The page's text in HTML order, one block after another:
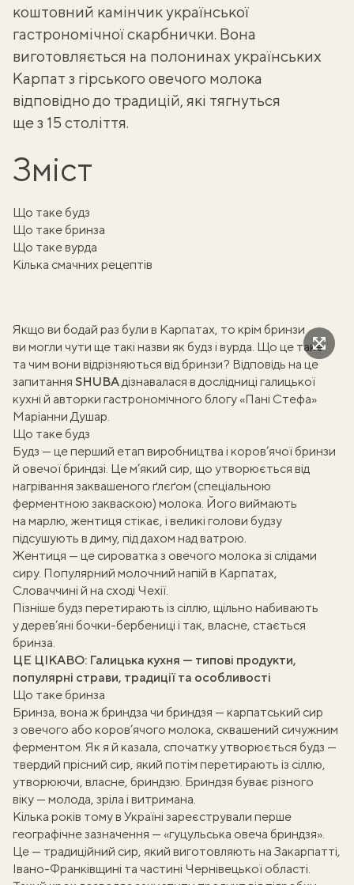
коштовний камінчикукраїнської
гастрономічної скарбнички. Вона
виготовляється на полонинах українських
Карпат з гірського овечого молока
відповідно до традицій, які тягнуться
ще з 15 століття.
Зміст
Що таке будз
Що таке бринза
Що таке вурда
Кілька смачних рецептів
Якщо ви бодай раз були в Карпатах, то крім бринзи
ви могли чути ще такі назви як будз і вурда. Що це таке
та чим вони відрізняються від бринзи? Відповідь на це
запитання SHUBAдізнавалася в дослідниці галицької
кухні й авторки гастрономічного блогу «Пані Стефа»
Маріанни Душар.
Що таке будз
Будз — це перший етап виробництва і коров’ячої бринзи
й овечої бриндзі. Це м’який сир, що утворюється від
нагрівання заквашеного ґлєґом (спеціальною
ферментною закваскою) молока. Його виймають
на марлю, жентиця стікає, і великі голови будзу
підсушують в диму, під дахом над ватрою.
Жентиця — це сироватка з овечого молока зі слідами
сиру. Популярний молочний напій в Карпатах,
Словаччині й на сході Чехії.
Пізніше будз перетирають із сіллю, щільно набивають
у дерев’яні бочки-бербениці і так, власне, стається
бринза.
ЦЕ ЦІКАВО: Галицька кухня — типові продукти,
популярні страви, традиції та особливості
Що таке бринза
Бринза, вона ж бриндза чи бриндзя — карпатський сир
з овечого або коров’ячого молока, сквашений сичужним
ферментом. Як я й казала, спочатку утворюється будз —
твердий прісний сир, який потім перетирають із сіллю,
утворюючи, власне, бриндзю. Бриндзя буває різного
віку — молода, зріла і витримана.
Кілька років тому в Україні зареєстрували перше
географічне зазначення — «гуцульська овеча бриндзя».
Це — традиційний сир, який виготовляють на Закарпатті,
Івано-Франківщині та частині Чернівецької області.